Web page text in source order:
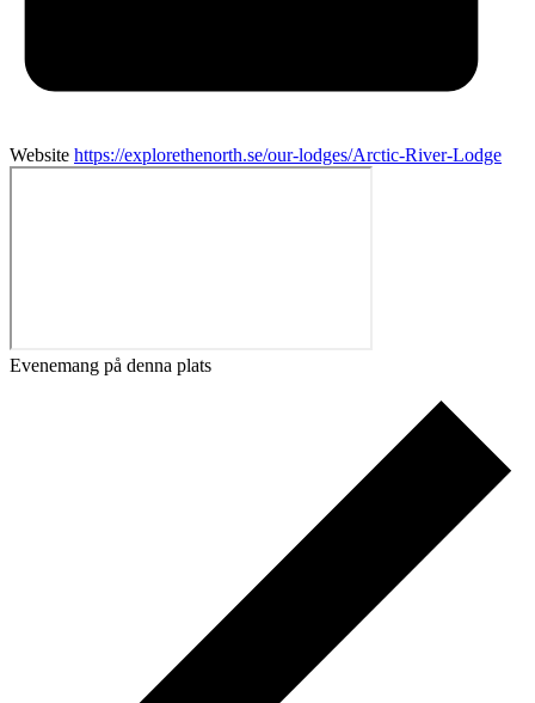
Website https://explorethenorth.se/our-lodges/Arctic-River-Lodge
Evenemang på denna plats